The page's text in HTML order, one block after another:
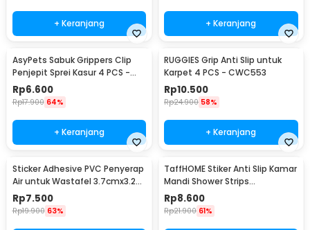
+ Keranjang + Keranjang
AsyPets Sabuk Grippers Clip
Penjepit Sprei Kasur 4 PCS -
PJP4
Rp6.600
Rp17.900 64%
+ Keranjang
RUGGIES Grip Anti Slip untuk
Karpet 4 PCS - CWC553
Rp10.500
Rp24.900 58%
+ Keranjang
Sticker Adhesive PVC Penyerap
Air untuk Wastafel 3.7cmx3.2M
- CN1222
Rp7.500
Rp19.900 63%
TaffHOME Stiker Anti Slip Kamar
Mandi Shower Strips
20x380mm 6 PCS - TT-19
Rp8.600
Rp21.900 61%